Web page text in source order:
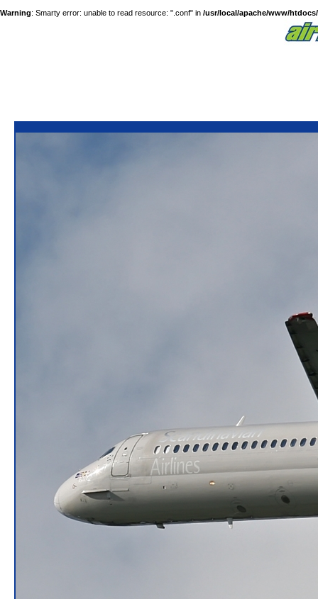
Warning: Smarty error: unable to read resource: ".conf" in /usr/local/apache/www/